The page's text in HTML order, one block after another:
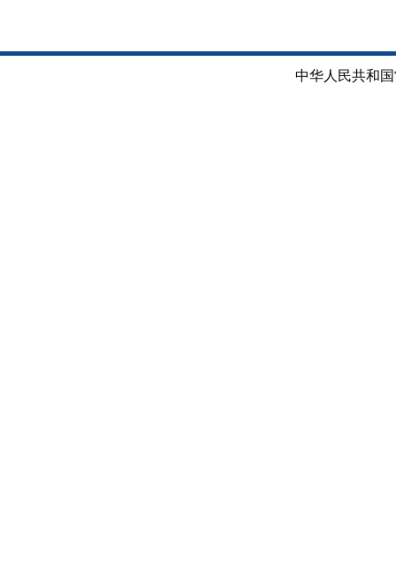
中华人民共和